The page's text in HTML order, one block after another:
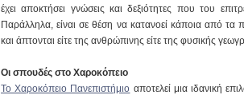
έχει αποκτήσει γνώσεις και δεξιότητες που του
Παράλληλα, είναι σε θέση να κατανοεί κάποια από τα
και άπτονται είτε της ανθρώπινης είτε της φυσικής
Οι σπουδές στο Χαροκόπειο
Το Χαροκόπειο Πανεπιστήμιο αποτελεί μια ιδανική